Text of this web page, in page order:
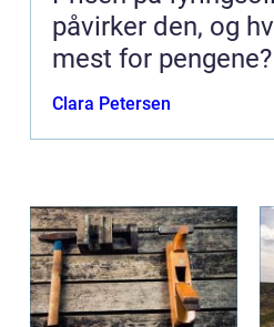
påvirker den, og
mest for pengene?
Clara Petersen